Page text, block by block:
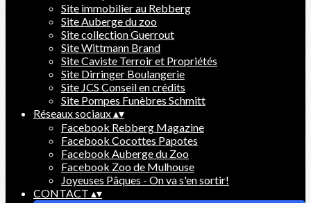
Site immobilier au Rebberg
Site Auberge du zoo
Site collection Guerrout
Site Wittmann Brand
Site Caviste Terroir et Propriétés
Site Dirringer Boulangerie
Site JCS Conseil en crédits
Site Pompes Funèbres Schmitt
Réseaux sociaux▴▾
Facebook Rebberg Magazine
Facebook Cocottes Papotes
Facebook Auberge du Zoo
Facebook Zoo de Mulhouse
Joyeuses Pâques - On va s'en sortir!
CONTACT ▴▾